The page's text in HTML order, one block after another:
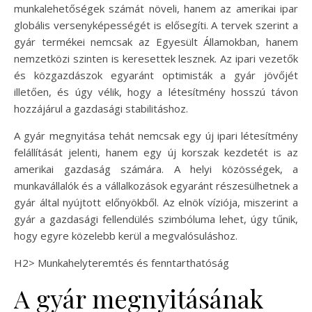
munkalehetőségek számát növeli, hanem az amerikai ipar
globális versenyképességét is elősegíti. A tervek szerint a
gyár termékei nemcsak az Egyesült Államokban, hanem
nemzetközi szinten is keresettek lesznek. Az ipari vezetők
és közgazdászok egyaránt optimisták a gyár jövőjét
illetően, és úgy vélik, hogy a létesítmény hosszú távon
hozzájárul a gazdasági stabilitáshoz.
A gyár megnyitása tehát nemcsak egy új ipari létesítmény
felállítását jelenti, hanem egy új korszak kezdetét is az
amerikai gazdaság számára. A helyi közösségek, a
munkavállalók és a vállalkozások egyaránt részesülhetnek a
gyár által nyújtott előnyökből. Az elnök víziója, miszerint a
gyár a gazdasági fellendülés szimbóluma lehet, úgy tűnik,
hogy egyre közelebb kerül a megvalósuláshoz.
H2> Munkahelyteremtés és fenntarthatóság
A gyár megnyitásának